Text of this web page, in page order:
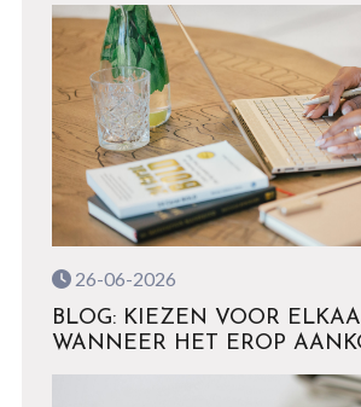
26-06-2026
BLOG: KIEZEN VOOR
WANNEER HET EROP